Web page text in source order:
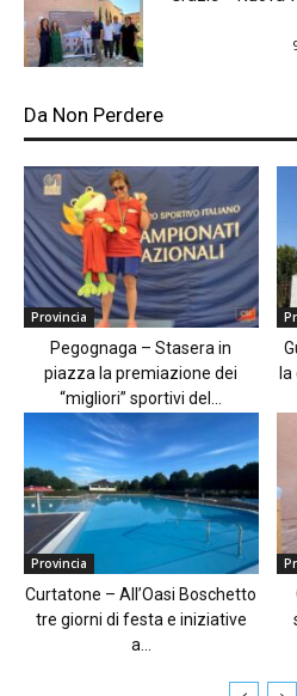
Da Non Perdere
Provincia
Pegognaga – Stasera in
piazza la premiazione dei
“migliori” sportivi del...
Provincia
Curtatone – All’Oasi Boschetto
tre giorni di festa e iniziative
a...